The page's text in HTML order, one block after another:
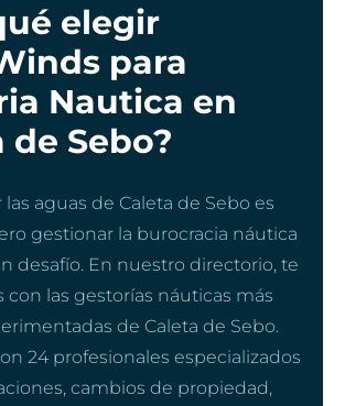
elegir
para
Nautica en
de Sebo?
las aguas de Caleta de Sebo es
gestionar la burocracia náutica
desafío. En nuestro directorio, te
las gestorías náuticas más
de Caleta de Sebo.
24 profesionales especializados
cambios de propiedad,